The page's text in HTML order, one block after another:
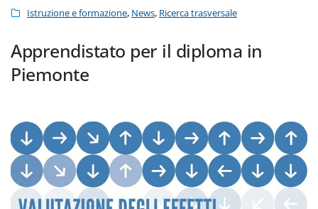
Istruzione e formazione, News, Ricerca trasversale
Apprendistato per il diploma in
Piemonte